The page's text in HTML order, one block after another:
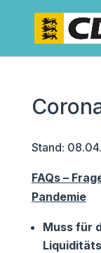
Stand:
FAQs –
Pandemie
Muss für